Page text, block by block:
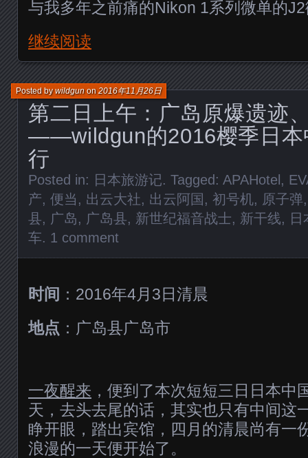
与我多年之前痛的Nikon 1系列微单的
继续阅读
第二日上午：广岛原爆遗迹
——wildgun的2016樱季日本
行
Posted bywildgunon2016年11月26日
Posted in: 日本旅游记. Tagged: APAHotel,
产, 便当 , 出云大社, 出云阿国, 初号机, 原子弹
县, 广岛, 广岛县, 新世纪福音战士, 新干线, 日
车. 1 comment
时间 ：2016年4月3日清晨
地点 ：广岛县广岛市
一夜醒来 ，便到了本次短短三日日本中
天，去头去尾的话，其实也只有中间这
睁开眼，踏出宾馆，四月的清晨尚有一
浪漫的一天便开始了。